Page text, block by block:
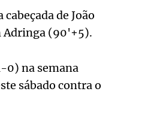
de João
Adringa (90'+5).
0) na semana
sábado contra o